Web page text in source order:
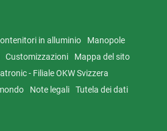
in alluminio
Manopole
Customizzazioni
Mappa del sito
- Filiale OKW Svizzera
Note legali Tutela dei dati